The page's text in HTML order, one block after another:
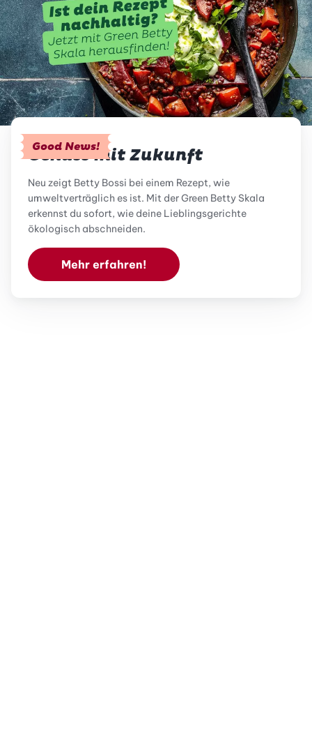
Good News!
Genuss mit Zukunft
Neu zeigt Betty Bossi bei einem Rezept, wie
umweltverträglich es ist. Mit der Green Betty Skala
erkennst du sofort, wie deine Lieblingsgerichte
ökologisch abschneiden.
Mehr erfahren!